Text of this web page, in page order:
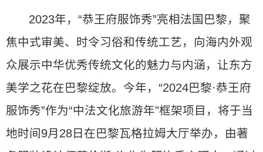
2023年，“恭王府服饰秀”亮相法国巴黎，聚
焦中式审美、时令习俗和传统工艺，向海内外观
众展示中华优秀传统文化的魅力与内涵，让东方
美学之花在巴黎绽放。今年，“2024巴黎·恭王府
服饰秀”作为“中法文化旅游年”框架项目，将于当
地时间9月28日在巴黎瓦格拉姆大厅举办，由著